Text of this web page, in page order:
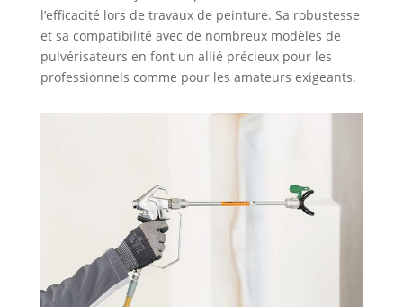
l’efficacité lors de travaux de peinture. Sa robustesse
et sa compatibilité avec de nombreux modèles de
pulvérisateurs en font un allié précieux pour les
professionnels comme pour les amateurs exigeants.